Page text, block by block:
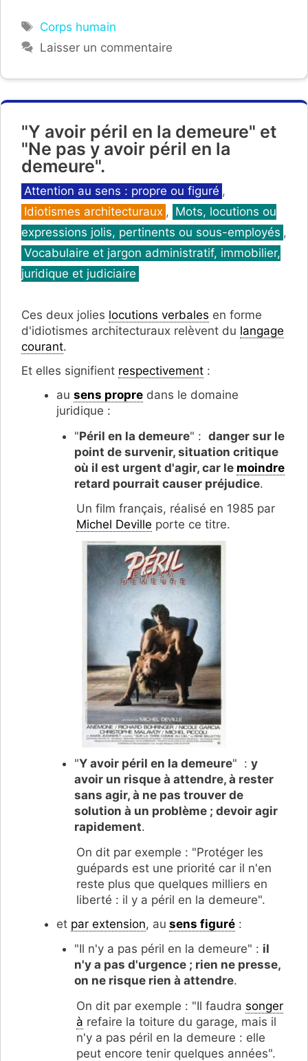
Étiquettes
Corps humain
Laisser un commentaire
"Y avoir péril en la demeure" et
"Ne pas y avoir péril en la
demeure".
Catégories
Attention au sens : propre ou figuré ,
Idiotismes architecturaux , Mots, locutions ou
expressions jolis, pertinents ou sous-employés ,
Vocabulaire et jargon administratif, immobilier,
juridique et judiciaire
Ces deux jolies locutions verbales en forme
d'idiotismes architecturaux relèvent du langage
courant.
Et elles signifient respectivement :
au sens propre dans le domaine
juridique :
"Péril en la demeure" : danger sur le
point de survenir, situation critique
où il est urgent d'agir, car le moindre
retard pourrait causer préjudice.
Un film français, réalisé en 1985 par
Michel Deville porte ce titre.
"Y avoir péril en la demeure" : y
avoir un risque à attendre, à rester
sans agir, à ne pas trouver de
solution à un problème ; devoir agir
rapidement.
On dit par exemple : "Protéger les
guépards est une priorité car il n'en
reste plus que quelques milliers en
liberté : il y a péril en la demeure".
et par extension, au sens figuré :
"Il n'y a pas péril en la demeure" : il
n'y a pas d'urgence ; rien ne presse,
on ne risque rien à attendre.
On dit par exemple : "Il faudra songer
à refaire la toiture du garage, mais il
n'y a pas péril en la demeure : elle
peut encore tenir quelques années".